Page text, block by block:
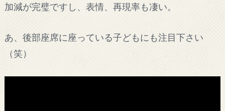
加減が完璧ですし、表情、再現率も凄い。
あ、後部座席に座っている子どもにも注目下さい
（笑）